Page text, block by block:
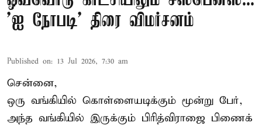
'ஐ நோபடி' திரை விமர்சனம்
Published on: 13 Jul 2026, 7:30 am
சென்னை,
ஒரு வங்கியில் கொள்ளையடிக்கும் மூன்று பேர்,
அந்த வங்கியில் இருக்கும் பிரித்விராஜை பிணைக்